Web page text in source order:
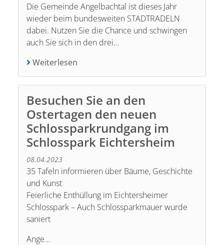
Die Gemeinde Angelbachtal ist dieses Jahr
wieder beim bundesweiten STADTRADELN
dabei. Nutzen Sie die Chance und schwingen
auch Sie sich in den drei…
Weiterlesen
Besuchen Sie an den
Ostertagen den neuen
Schlossparkrundgang im
Schlosspark Eichtersheim
08.04.2023
35 Tafeln informieren über Bäume, Geschichte
und Kunst
Feierliche Enthüllung im Eichtersheimer
Schlosspark – Auch Schlossparkmauer wurde
saniert
Ange…